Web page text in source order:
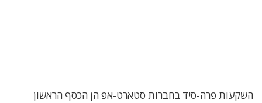
השקעות פרה-סיד בחברות סטארט-אפ הן הכסף הראשון